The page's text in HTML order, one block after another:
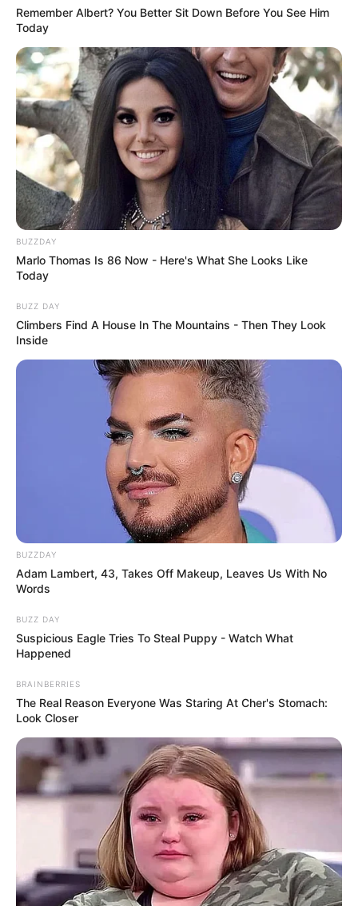
Remember Albert? You Better Sit Down Before You See Him
Today
BUZZDAY
Marlo Thomas Is 86 Now - Here's What She Looks Like
Today
BUZZ DAY
Climbers Find A House In The Mountains - Then They Look
Inside
BUZZDAY
Adam Lambert, 43, Takes Off Makeup, Leaves Us With No
Words
BUZZ DAY
Suspicious Eagle Tries To Steal Puppy - Watch What
Happened
BRAINBERRIES
The Real Reason Everyone Was Staring At Cher's Stomach:
Look Closer